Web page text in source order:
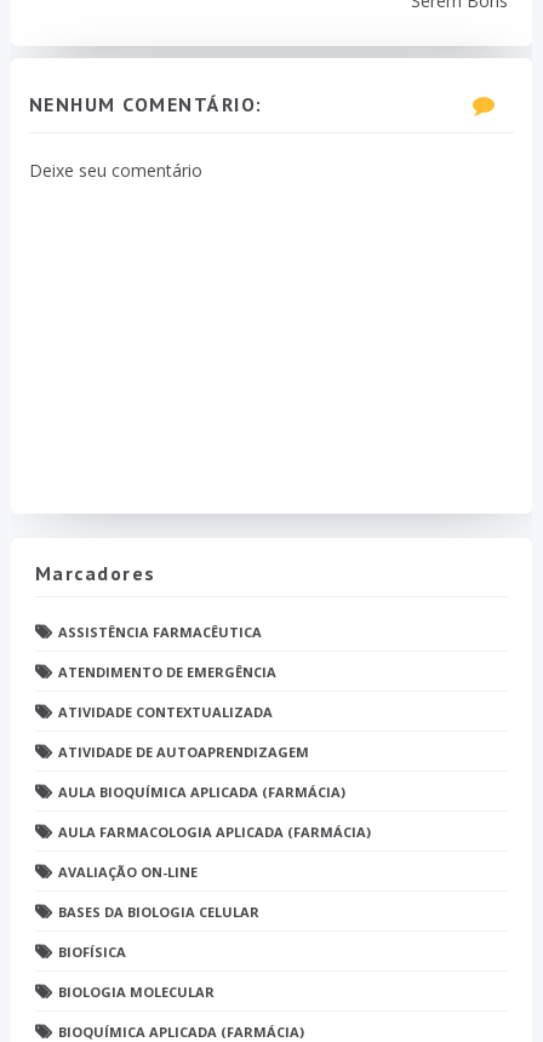
NENHUM COMENTÁRIO:
Deixe seu comentário
Marcadores
ASSISTÊNCIA FARMACÊUTICA
ATENDIMENTO DE EMERGÊNCIA
ATIVIDADE CONTEXTUALIZADA
ATIVIDADE DE AUTOAPRENDIZAGEM
AULA BIOQUÍMICA APLICADA (FARMÁCIA)
AULA FARMACOLOGIA APLICADA (FARMÁCIA)
AVALIAÇÃO ON-LINE
BASES DA BIOLOGIA CELULAR
BIOFÍSICA
BIOLOGIA MOLECULAR
BIOQUÍMICA APLICADA (FARMÁCIA)